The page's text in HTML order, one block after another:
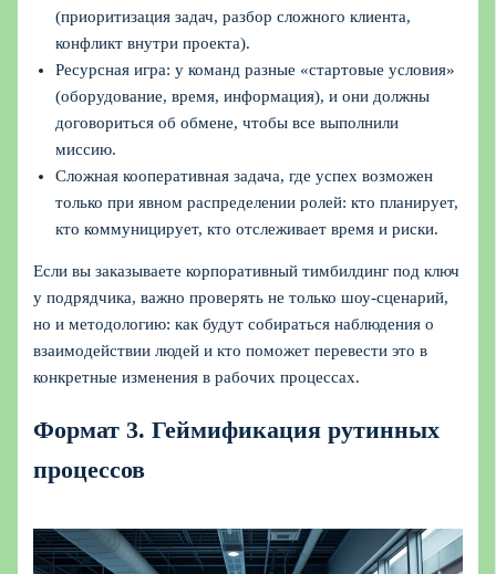
(приоритизация задач, разбор сложного клиента,
конфликт внутри проекта).
Ресурсная игра: у команд разные «стартовые условия»
(оборудование, время, информация), и они должны
договориться об обмене, чтобы все выполнили
миссию.
Сложная кооперативная задача, где успех возможен
только при явном распределении ролей: кто планирует,
кто коммуницирует, кто отслеживает время и риски.
Если вы заказываете корпоративный тимбилдинг под ключ
у подрядчика, важно проверять не только шоу‑сценарий,
но и методологию: как будут собираться наблюдения о
взаимодействии людей и кто поможет перевести это в
конкретные изменения в рабочих процессах.
Формат 3. Геймификация рутинных
процессов